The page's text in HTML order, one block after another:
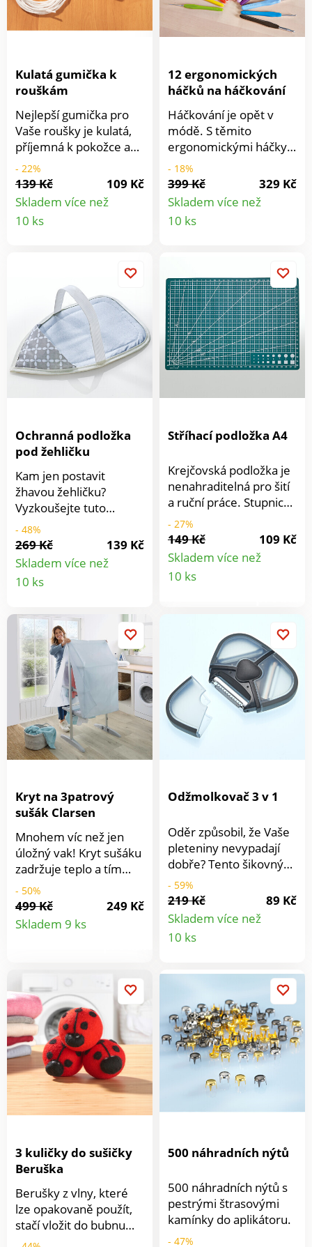
Kulatá gumička k
rouškám
Nejlepší gumička pro
Vaše roušky je kulatá,
příjemná k pokožce a
trvale pružná.
Neškrábe za ušima ani
při dlouhodobém
nošení.
- 22%
139 Kč
109 Kč
Skladem více než
10 ks
12 ergonomických
háčků na háčkování
Háčkování je opět v
módě. S těmito
ergonomickými háčky
můžete háčkovat
mnohem déle a s
větším potěšením,
protože měkká rukojeť
s povrchovou úpravou
Doporučujeme také při
artritidě. 12
komfortních háčků 2 - 8
mm. Silikonová rukojeť.
Rukojeti příjemné na
dotek a protiskluzové.
Pro začátečníky i
značek.
- 18%
399 Kč
329 Kč
Skladem více než
10 ks
Ochranná podložka
pod žehličku
Kam jen postavit
žhavou žehličku?
Vyzkoušejte tuto
izolační podložku se
speciální spodní
vrstvou. Můžete do ní
bezpečně zasunout
žehličku a nechat ji tam
- 48%
269 Kč
139 Kč
Skladem více než
10 ks
Stříhací podložka A4
Krejčovská podložka je
nenahraditelná pro šití
a ruční práce. Stupnice,
čáry a úhly značně
usnadňují rychlé
měření a řezání látek
nebo papíru. Zároveň
chrání stůl a pracovní
- 27%
149 Kč
109 Kč
Skladem více než
10 ks
Kryt na 3patrový
sušák Clarsen
Mnohem víc než jen
úložný vak! Kryt sušáku
zadržuje teplo a tím
urychluje sušení.
Urychluje sušení.
Úložný vak. Skládací.
Clarsen.
- 50%
499 Kč
249 Kč
Skladem 9 ks
Detail
Odžmolkovač 3 v 1
Oděr způsobil, že Vaše
pleteniny nevypadají
dobře? Tento šikovný
odstraňovač žmolků se
3 nástavci jemně
odstraní žmolky a
vyhlazuje vlákna. Vše
opět vypadá jako nové.
- 59%
219 Kč
89 Kč
Skladem více než
10 ks
3 kuličky do sušičky
Beruška
Berušky z vlny, které
lze opakovaně použít,
stačí vložit do bubnu
sušičky a prádlo rychleji
500 náhradních nýtů
500 náhradních nýtů s
pestrými štrasovými
kamínky do aplikátoru.
- 47%